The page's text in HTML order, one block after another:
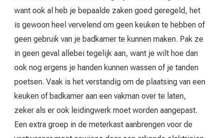
want ook al heb je bepaalde zaken goed geregeld, het
is gewoon heel vervelend om geen keuken te hebben of
geen gebruik van je badkamer te kunnen maken. Pak ze
in geen geval allebei tegelijk aan, want je wilt hoe dan
ook nog ergens je handen kunnen wassen of je tanden
poetsen. Vaak is het verstandig om de plaatsing van een
keuken of badkamer aan een vakman over te laten,
zeker als er ook leidingwerk moet worden aangepast.
Een extra groep in de meterkast aanbrengen voor de